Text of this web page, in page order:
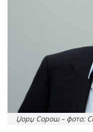
Џорџ Сорош – фото: